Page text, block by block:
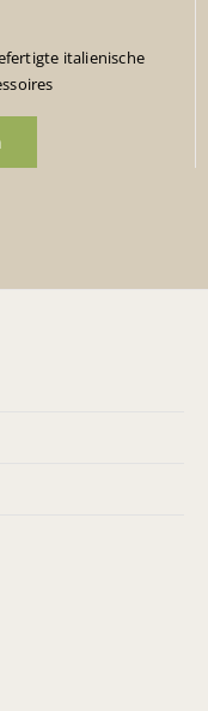
italienische